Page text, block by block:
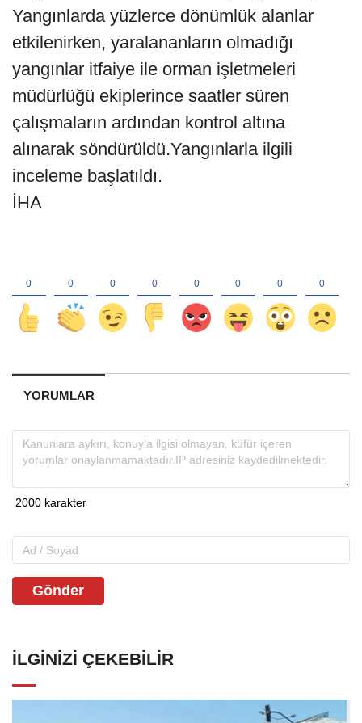
Yangınlarda yüzlerce dönümlük alanlar
etkilenirken, yaralananların olmadığı
yangınlar itfaiye ile orman işletmeleri
müdürlüğü ekiplerince saatler süren
çalışmaların ardından kontrol altına
alınarak söndürüldü.Yangınlarla ilgili
inceleme başlatıldı.
İHA
YORUMLAR
Gönder
İLGINIZI ÇEKEBILIR